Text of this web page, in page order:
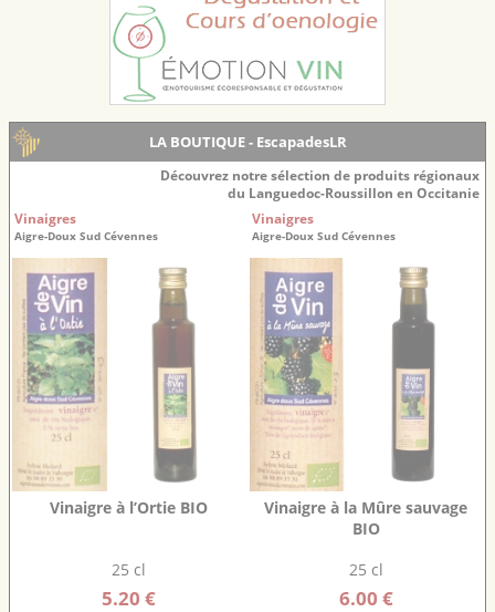
LA BOUTIQUE - EscapadesLR
Découvrez notre sélection de produits régionaux
du Languedoc-Roussillon en Occitanie
Vinaigres
Aigre-Doux Sud Cévennes
Vinaigre à l’Ortie BIO
25 cl
5.20 €
Vinaigres
Aigre-Doux Sud Cévennes
Vinaigre à la Mûre sauvage
BIO
25 cl
6.00 €